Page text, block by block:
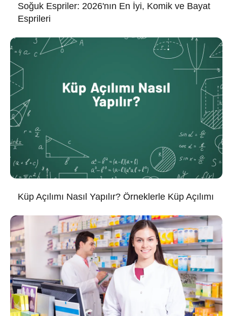
Soğuk Espriler: 2026'nın En İyi, Komik ve Bayat
Esprileri
Küp Açılımı Nasıl Yapılır? Örneklerle Küp Açılımı